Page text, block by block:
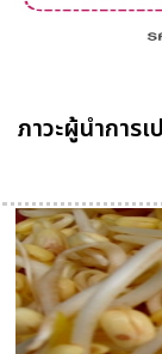
ภาวะผู้นำการ